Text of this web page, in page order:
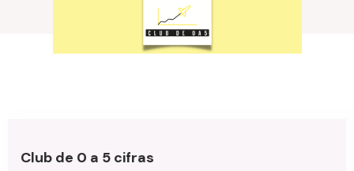
Club de 0 a 5 cifras